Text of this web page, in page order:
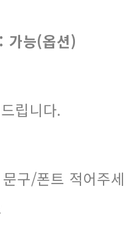
가능(옵션)
립니다.
구/폰트 적어주세